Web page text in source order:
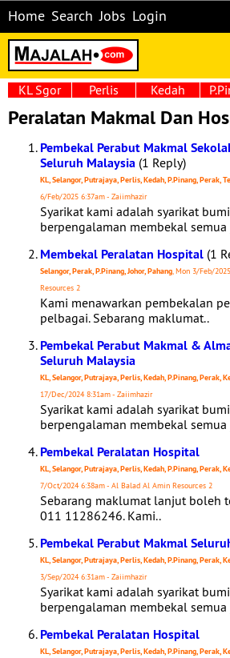
Home Search Jobs Login
KL Sgor Perlis Kedah
Peralatan Makmal Dan
Pembekal Perabut Makmal
Seluruh Malaysia (1 Reply)
KL, Selangor, Putrajaya, Perlis, Kedah, P.Pinang, Perak,
6/Feb/2025 6:37am - Zaiimhazir
Syarikat kami adalah syarikat
berpengalaman membekal semua
Membekal Peralatan Hospital (1
Selangor, Perak, P.Pinang, Johor, Pahang, Mon 3/Feb/
Resources 2
Kami menawarkan pembekalan
pelbagai. Sebarang maklumat..
Pembekal Perabut Makmal &
Seluruh Malaysia
KL, Selangor, Putrajaya, Perlis, Kedah, P.Pinang, Perak,
17/Dec/2024 8:31am - Zaiimhazir
Syarikat kami adalah syarikat
berpengalaman membekal semua
Pembekal Peralatan Hospital
KL, Selangor, Putrajaya, Perlis, Kedah, P.Pinang, Perak,
7/Oct/2024 6:38am - Al Balad Al Amin Resources 2
Sebarang maklumat lanjut boleh
011 11286246. Kami..
Pembekal Perabut Makmal
KL, Selangor, Putrajaya, Perlis, Kedah, P.Pinang, Perak,
3/Sep/2024 6:31am - Zaiimhazir
Syarikat kami adalah syarikat
berpengalaman membekal semua
Pembekal Peralatan Hospital
KL, Selangor, Putrajaya, Perlis, Kedah, P.Pinang, Perak,